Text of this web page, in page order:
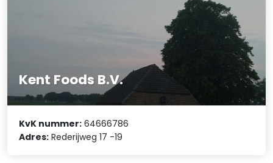
Kent Foods B.V.
KvK nummer: 64666786
Adres: Rederijweg 17 -19